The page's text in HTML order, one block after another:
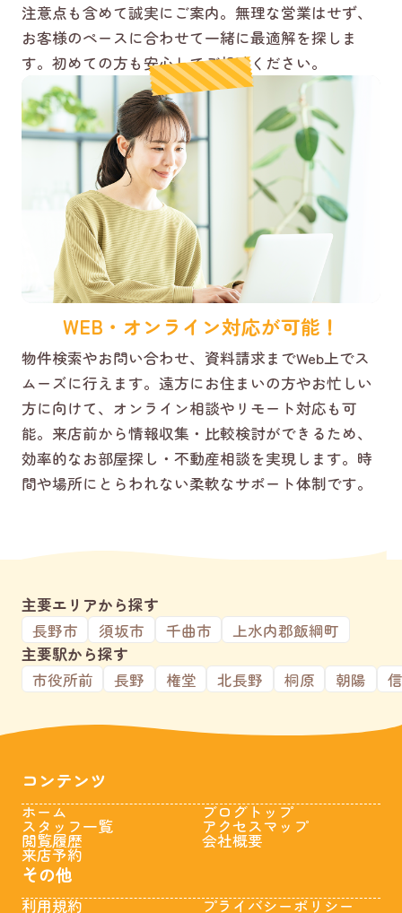
注意点も含めて誠実にご案内。無理な営業はせず、
お客様のペースに合わせて一緒に最適解を探しま
す。初めての方も安心してご相談ください。
WEB・オンライン対応が可能！
物件検索やお問い合わせ、資料請求までWeb上でス
ムーズに行えます。遠方にお住まいの方やお忙しい
方に向けて、オンライン相談やリモート対応も可
能。来店前から情報収集・比較検討ができるため、
効率的なお部屋探し・不動産相談を実現します。時
間や場所にとらわれない柔軟なサポート体制です。
主要エリアから探す
長野市
須坂市 千曲市
上水内郡飯綱町
主要駅から探す
市役所前
長野 権堂 北長野 桐原 朝陽
コンテンツ
ホーム
スタッフ一覧
閲覧履歴
来店予約
ブログトップ
アクセスマップ
会社概要
その他
利用規約 プライバシーポリシー